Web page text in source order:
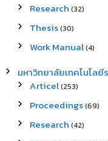
Research (32)
Thesis(30)
Work Manual(4)
มหาวิทยาลัยเทคโนโล
Articel(253)
Proceedings(69)
Research (42)